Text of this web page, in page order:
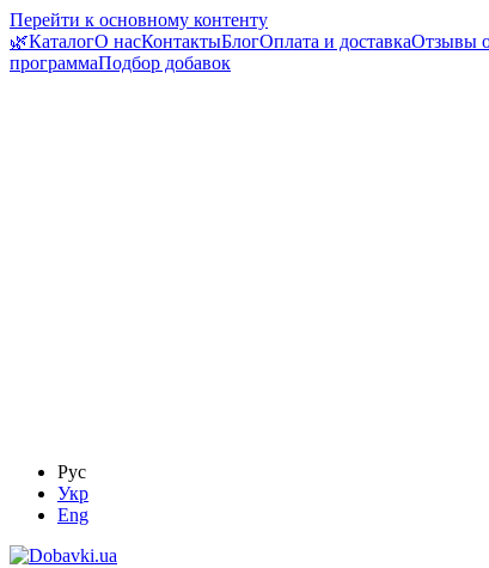
Перейти к основному контенту
🌿КаталогО насКонтактыБлогОплата и доставкаОтзывы
программаПодбор добавок
Рус
Укр
Eng